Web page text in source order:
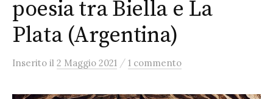
poesia tra Biella e La
Plata (Argentina)
Inserito il 2 Maggio 2021 / 1 commento